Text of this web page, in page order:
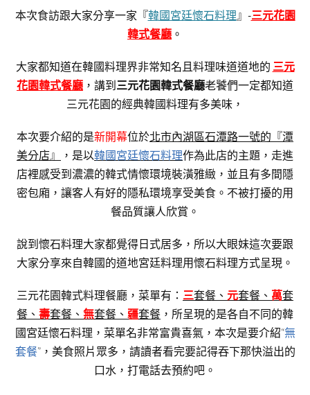
本次食訪跟大家分享一家『韓國宮廷懷石料理 』-三元花園
韓式餐廳 。
大家都知道在韓國料理界非常知名且料理味道道地的 三元
花園韓式餐廳 ，講到三元花園韓式餐廳老饕們一定都知道
三元花園的經典韓國料理有多美味，
本次要介紹的是新開幕位於北市內湖區石潭路一號的『潭
美分店』
，是以韓國宮廷懷石料理作為此店的主題，走進
店裡感受到濃濃的韓式情懷環境裝潢雅緻，並且有多間隱
密包廂，讓客人有好的隱私環境享受美食。不被打擾的用
餐品質讓人欣賞。
說到懷石料理大家都覺得日式居多，所以大眼妹這次要跟
大家分享來自韓國的道地宮廷料理用懷石料理方式呈現。
三元花園韓式料理餐廳，菜單有： 三套餐、 元套餐、 萬套
餐、 壽套餐、 無套餐、 疆套餐 ，所呈現的是各自不同的韓
國宮廷懷石料理，菜單名非常富貴喜氣，本次是要介紹“無
套餐”，美食照片眾多，請讀者看完要記得吞下那快溢出的
口水，打電話去預約吧。